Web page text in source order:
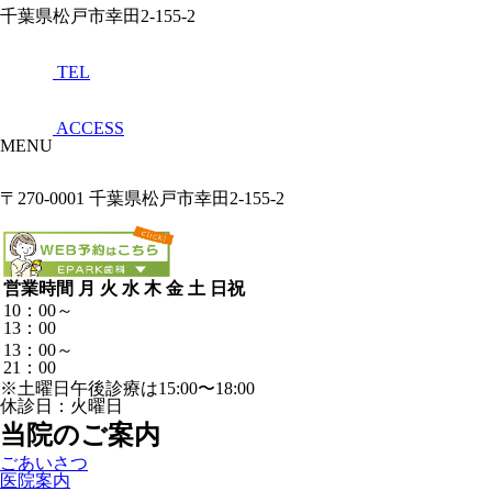
千葉県松戸市幸田2-155-2
TEL
ACCESS
MENU
〒270-0001 千葉県松戸市幸田2-155-2
営業時間 月 火 水 木 金 土 日祝
10：00～
13：00
13：00～
21：00
※土曜日午後診療は15:00〜18:00
休診日：火曜日
当院のご案内
ごあいさつ
医院案内